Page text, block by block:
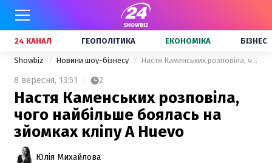
24 КАНАЛ ГЕОПОЛІТИКА ЕКОНОМІКА БІЗНЕС
Showbiz Новини шоу-бізнесу Настя Каменських розповіла, чого найбільше боялась на зйомках кліпу A Huevo
8 вересня, 13:51 2
Настя Каменських розповіла,
чого найбільше боялась на
зйомках кліпу A Huevo
Юлія Михайлова